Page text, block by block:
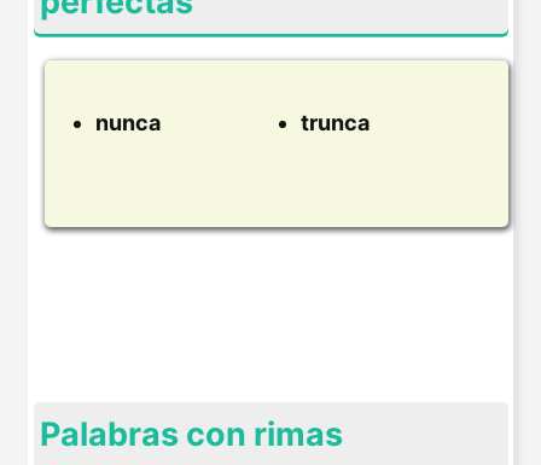
nunca trunca
Palabras con rimas